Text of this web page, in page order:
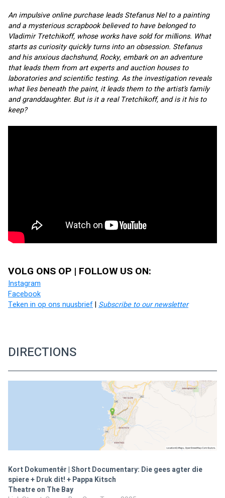
An impulsive online purchase leads Stefanus Nel to a painting
and a mysterious scrapbook believed to have belonged to
Vladimir Tretchikoff, whose works have sold for millions. What
starts as curiosity quickly turns into an obsession. Stefanus
and his anxious dachshund, Rocky, embark on an adventure
that leads them from art experts and auction houses to
laboratories and scientific testing. As the investigation reveals
what lies beneath the paint, it leads them to the artist’s family
and granddaughter. But is it a real Tretchikoff, and is it his to
keep?
VOLG ONS OP | FOLLOW US ON:
Instagram
Facebook
Teken in op ons nuusbrief | Subscribe to our newsletter
DIRECTIONS
Kort Dokumentêr | Short Documentary: Die gees agter die
spiere + Druk dit! + Pappa Kitsch
Theatre on The Bay